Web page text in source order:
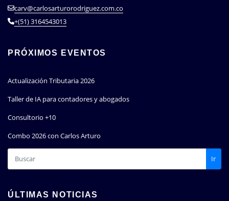
carv@carlosarturorodriguez.com.co
+(51) 3164543013
PRÓXIMOS EVENTOS
Actualización Tributaria 2026
Taller de IA para contadores y abogados
Consultorio +10
Combo 2026 con Carlos Arturo
Ir
ÚLTIMAS NOTICIAS